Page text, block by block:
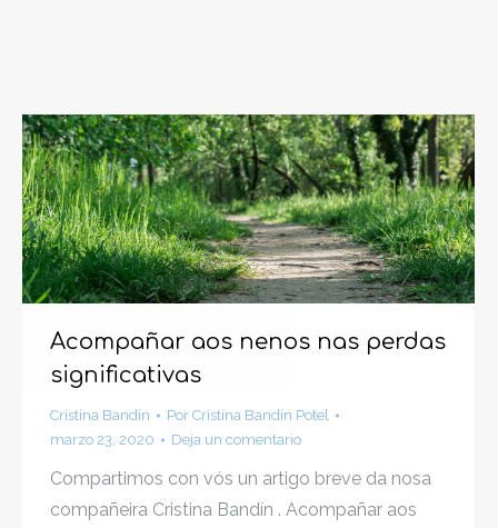
Acompañar aos nenos nas perdas
significativas
Cristina Bandín Por Cristina Bandín Potel
marzo 23, 2020
Deja un comentario
Compartimos con vós un artigo breve da nosa
compañeira Cristina Bandín . Acompañar aos